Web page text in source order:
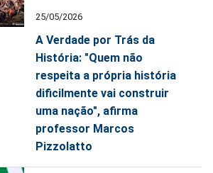
25/05/2026
A Verdade por Trás da
História: "Quem não
respeita a própria história
dificilmente vai construir
uma nação", afirma
professor Marcos
Pizzolatto